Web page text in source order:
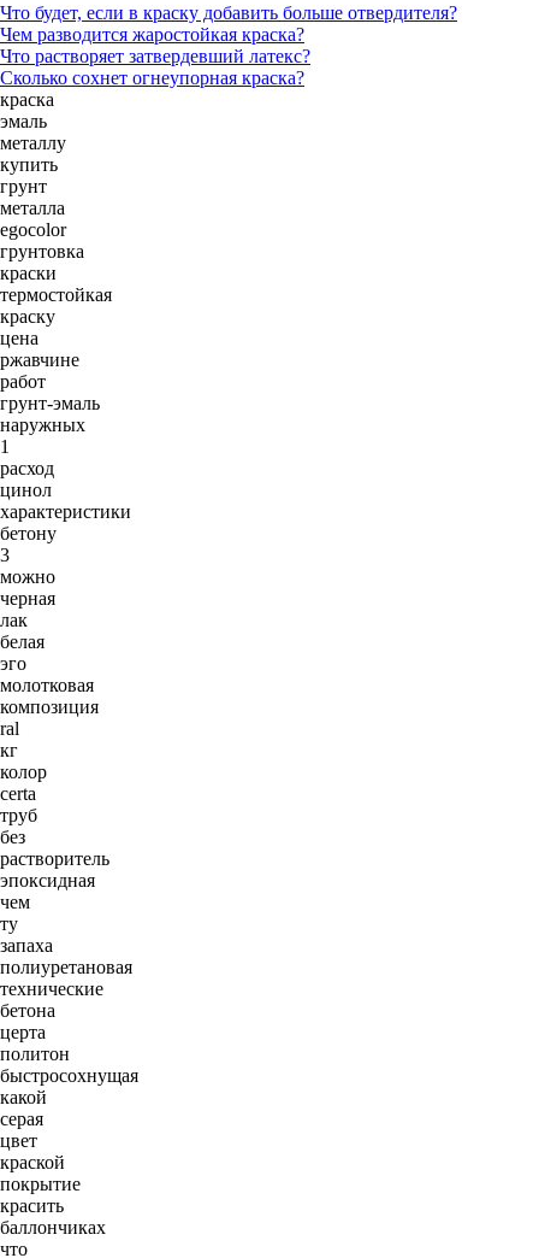
Что будет, если в краску добавить больше отвердителя?
Чем разводится жаростойкая краска?
Что растворяет затвердевший латекс?
Сколько сохнет огнеупорная краска?
краска
эмаль
металлу
купить
грунт
металла
egocolor
грунтовка
краски
термостойкая
краску
цена
ржавчине
работ
грунт-эмаль
наружных
1
расход
цинол
характеристики
бетону
3
можно
черная
лак
белая
эго
молотковая
композиция
ral
кг
колор
certa
труб
без
растворитель
эпоксидная
чем
ту
запаха
полиуретановая
технические
бетона
церта
политон
быстросохнущая
какой
серая
цвет
краской
покрытие
красить
баллончиках
что